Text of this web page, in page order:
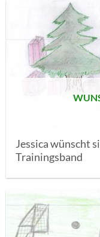
Jessica wünscht
Trainingsband